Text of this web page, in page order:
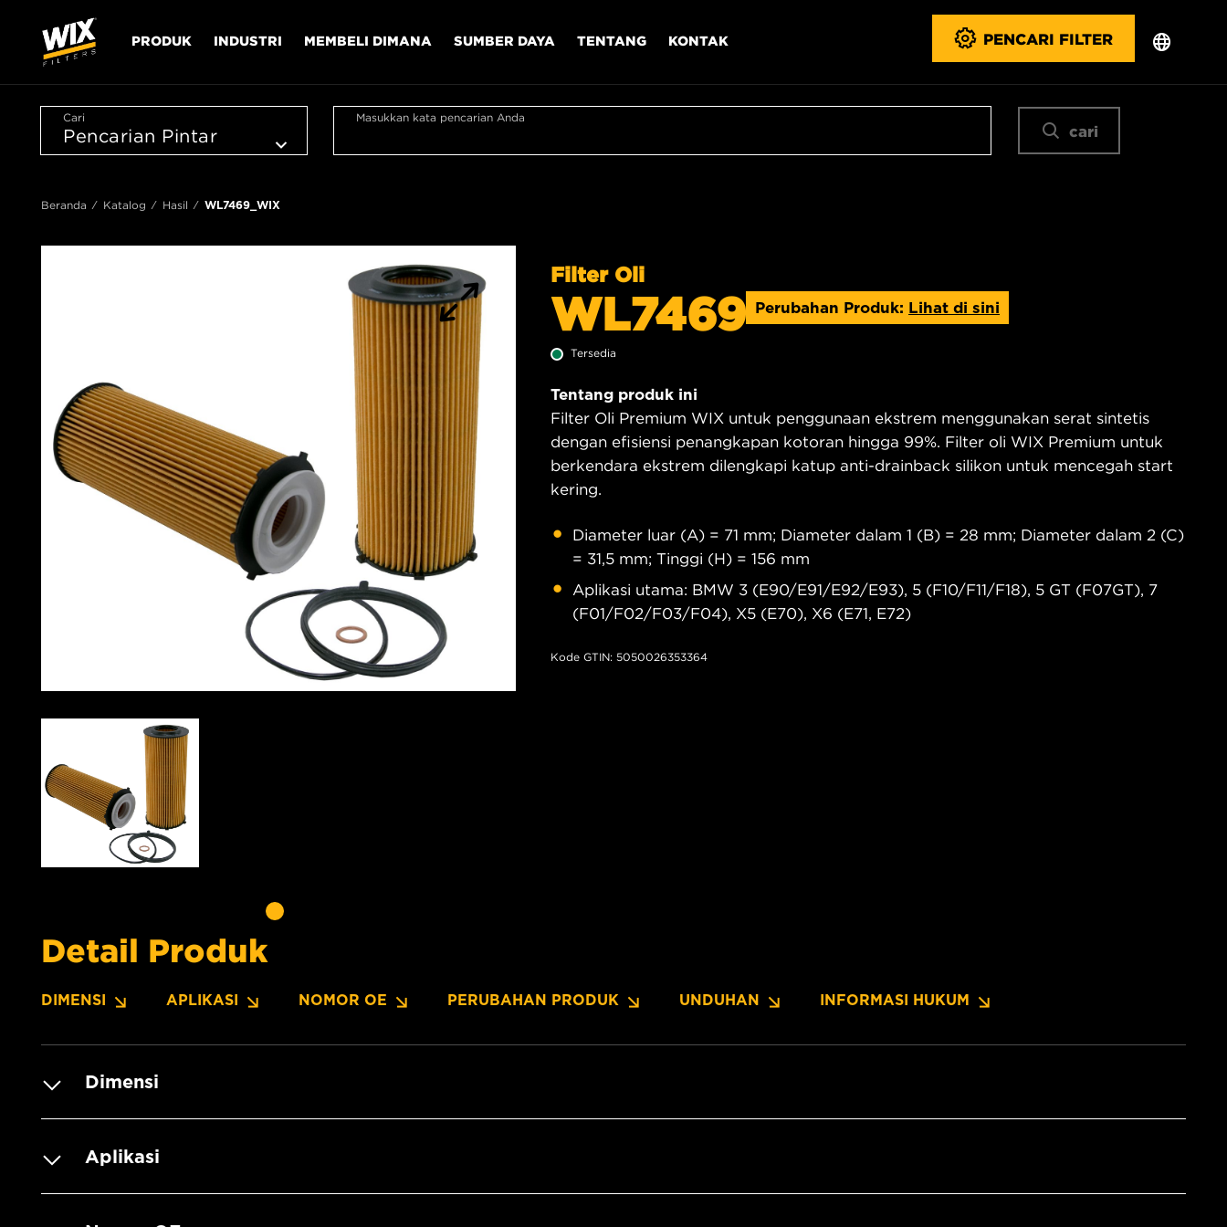
PRODUK INDUSTRI MEMBELI DIMANA SUMBER DAYA TENTANG KONTAK PENCARI FILTER
Cari Masukkan kata pencarian Anda
cari
Beranda Katalog Hasil WL7469_WIX
Filter Oli
WL7469 Perubahan Produk: Lihat di sini
Tersedia
Tentang produk ini
Filter Oli Premium WIX untuk penggunaan ekstrem menggunakan serat sintetis
dengan efisiensi penangkapan kotoran hingga 99%. Filter oli WIX Premium untuk
berkendara ekstrem dilengkapi katup anti-drainback silikon untuk mencegah start
kering.
Diameter luar (A) = 71 mm; Diameter dalam 1 (B) = 28 mm; Diameter dalam 2 (C)
= 31,5 mm; Tinggi (H) = 156 mm
Aplikasi utama: BMW 3 (E90/E91/E92/E93), 5 (F10/F11/F18), 5 GT (F07GT), 7
(F01/F02/F03/F04), X5 (E70), X6 (E71, E72)
Kode GTIN: 5050026353364
Detail Produk
DIMENSI APLIKASI NOMOR OE PERUBAHAN PRODUK UNDUHAN INFORMASI HUKUM
Dimensi
Aplikasi